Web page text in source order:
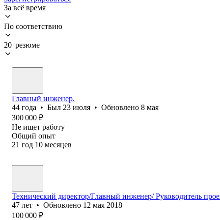
За всё время
По соответствию
20 резюме
Главный инженер.
44 года • Был 23 июля • Обновлено 8 мая
300 000 ₽
Не ищет работу
Общий опыт
21 год 10 месяцев
Технический директор/Главный инженер/ Руководитель
47 лет • Обновлено 12 мая 2018
100 000 ₽